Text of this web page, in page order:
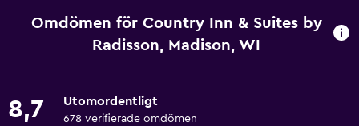
Wifi tillgängligt i alla områden
Gratis toalettartiklar
Omdömen för Country Inn & Suites by
Radisson, Madison, WI
8,7 Utomordentligt
678 verifierade omdömen